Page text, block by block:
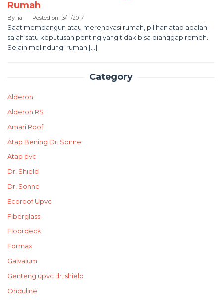
Rumah
By lia Posted on 13/11/2017
Saat membangun atau merenovasi rumah, pilihan atap adalah
salah satu keputusan penting yang tidak bisa dianggap remeh.
Selain melindungi rumah […]
Category
Alderon
Alderon RS
Amari Roof
Atap Bening Dr. Sonne
Atap pvc
Dr. Shield
Dr. Sonne
Ecoroof Upvc
Fiberglass
Floordeck
Formax
Galvalum
Genteng upvc dr. shield
Onduline